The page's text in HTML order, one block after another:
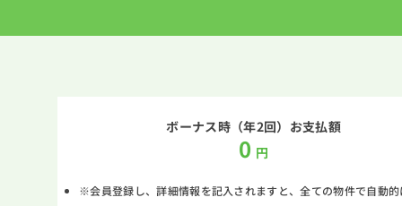
ボーナス時（年2回）お支払額
0 円
※会員登録し、詳細情報を記入されますと、全ての物件で自動